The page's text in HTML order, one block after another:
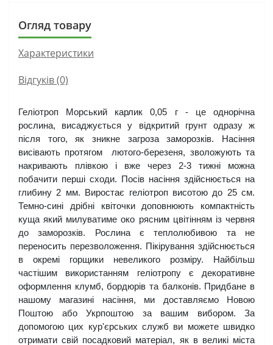
Огляд товару
Характеристики
Відгуків (0)
Геліотроп Морський карлик 0,05 г - це однорічна
рослина, висаджується у відкритий грунт одразу ж
після того, як зникне загроза заморозків. Насіння
висівають протягом  лютого-березеня, зволожують та
накривають плівкою і вже через 2-3 тижні можна
побачити перші сходи. Посів насіння здійснюється на
глибину 2 мм. Виростає геліотроп висотою до 25 см.
Темно-сині дрібні квіточки доповнюють компактність
куща який милуватиме око рясним цвітінням із червня
до заморозків. Рослина є теплолюбивою та не
переносить перезволоження. Пікірування здійснюється
в окремі горщики невеликого розміру. Найбільш
частішим використанням геліотропу є декоративне
оформлення клумб, бордюрів та балконів. Придбане в
нашому магазині насіння, ми доставляємо Новою
Поштою або Укрпоштою за вашим вибором. За
допомогою цих кур'єрських служб ви можете швидко
отримати свій посадковий матеріал, як в великі міста